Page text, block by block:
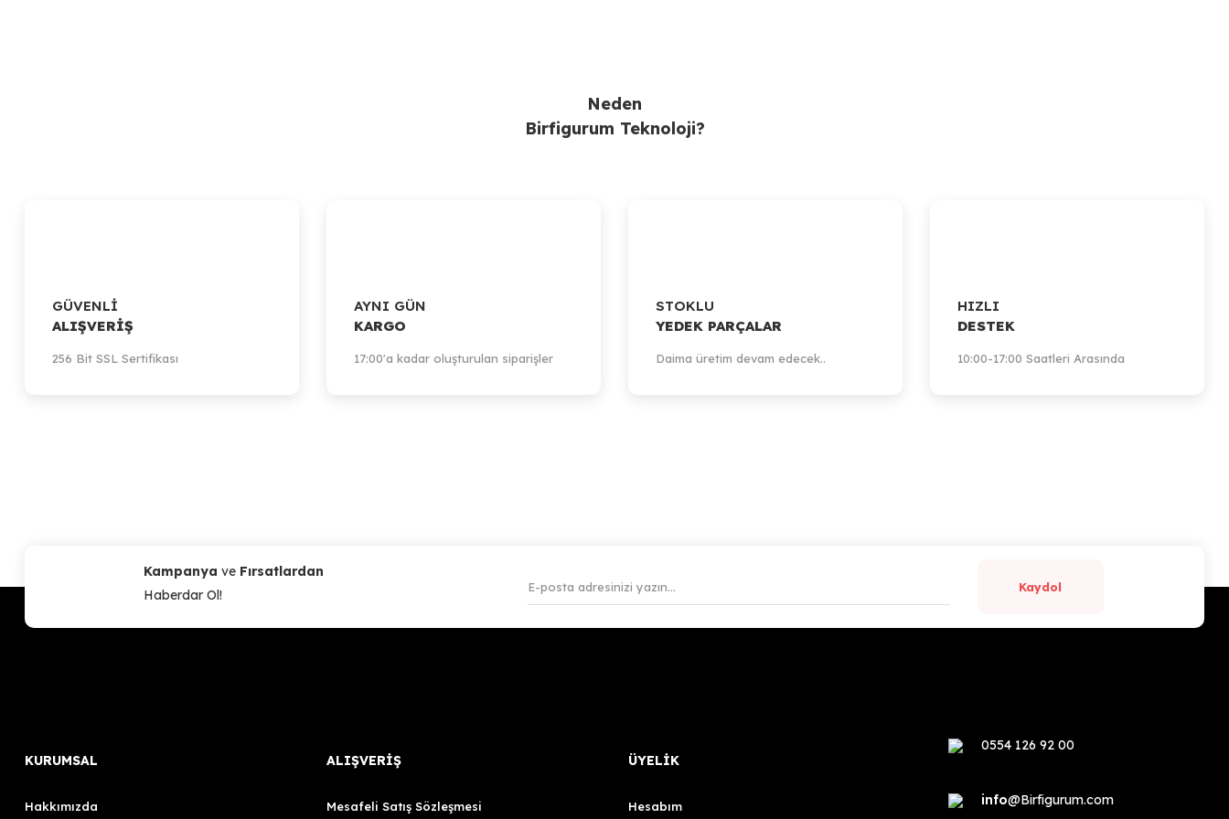
Neden
Birfigurum Teknoloji?
GÜVENLİ
ALIŞVERİŞ
256 Bit SSL Sertifikası
AYNI GÜN
KARGO
17:00'a kadar oluşturulan siparişler
STOKLU
YEDEK PARÇALAR
Daima üretim devam edecek..
HIZLI
DESTEK
10:00-17:00 Saatleri Arasında
Kampanya ve Fırsatlardan
Haberdar Ol!
Kaydol
KURUMSAL
Hakkımızda
ALIŞVERİŞ
Mesafeli Satış Sözleşmesi
ÜYELİK
Hesabım
0554 126 92 00
info@Birfigurum.com